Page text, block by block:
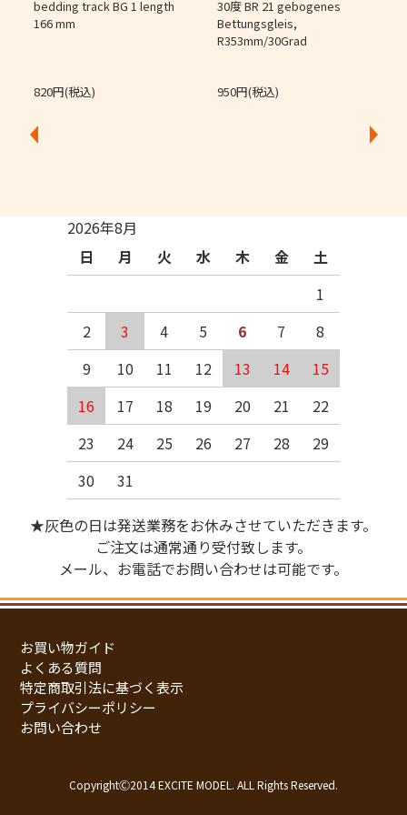
bedding track BG 1 length
166 mm
820円(税込)
30度 BR 21 gebogenes
Bettungsgleis,
R353mm/30Grad
950円(税込)
2026年8月
日
月 火 水 木 金
土
1
2
3 4 5 6 7
8
9
10 11 12 13 14
15
16
17 18 19 20 21
22
23
24 25 26 27 28
29
30
31
★灰色の日は発送業務をお休みさせていただきます。
ご注文は通常通り受付致します。
メール、お電話でお問い合わせは可能です。
お買い物ガイド
よくある質問
特定商取引法に基づく表示
プライバシーポリシー
お問い合わせ
CopyrightⒸ2014 EXCITE MODEL. ALL Rights Reserved.